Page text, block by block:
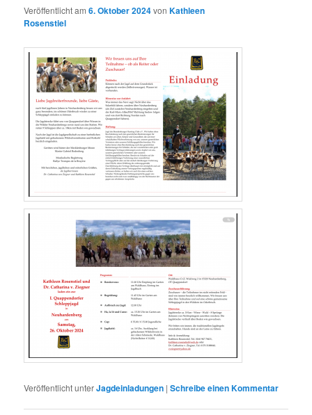
Veröffentlicht am6. Oktober 2024vonKathleen
Rosenstiel
Veröffentlicht unterJagdeinladungen |Schreibe einen Kommentar